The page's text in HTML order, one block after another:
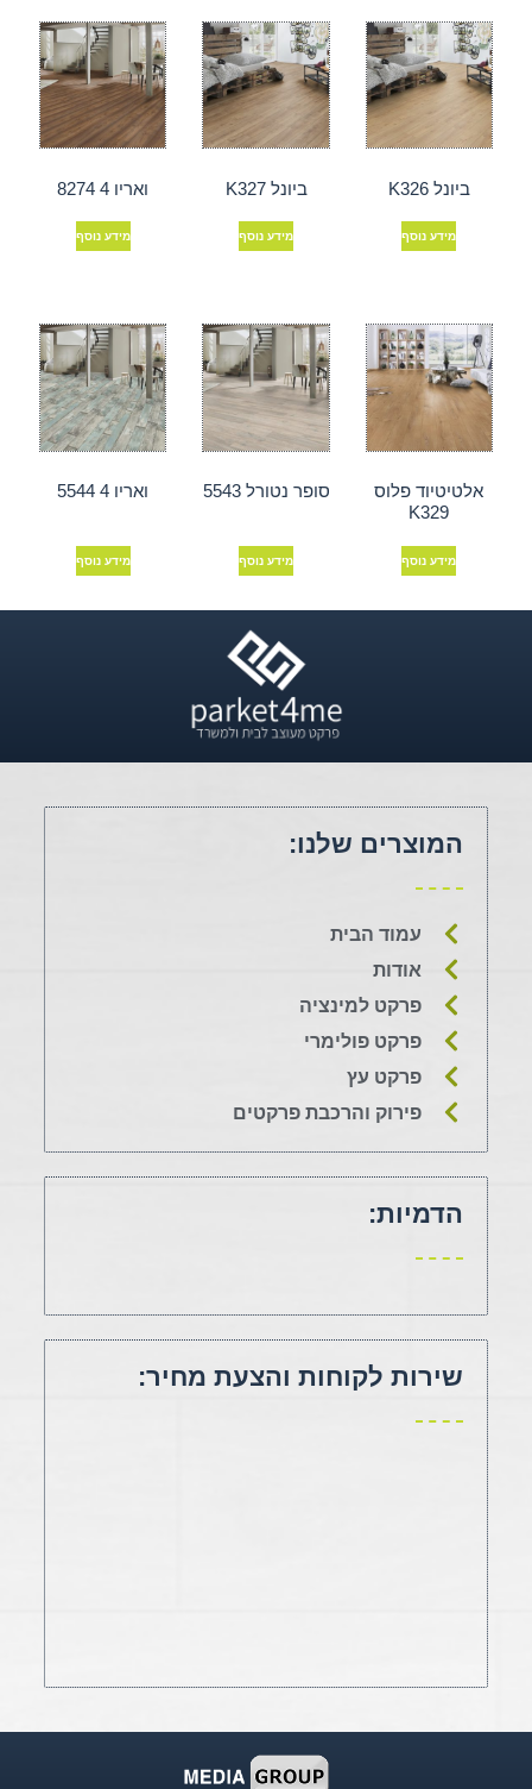
ביונל K326
מידע נוסף
ביונל K327
מידע נוסף
ואריו 4 8274
מידע נוסף
אלטיטיוד פלוס
K329
מידע נוסף
סופר נטורל 5543
מידע נוסף
ואריו 4 5544
מידע נוסף
המוצרים שלנו:
עמוד הבית
אודות
פרקט למינציה
פרקט פולימרי
פרקט עץ
פירוק והרכבת פרקטים
הדמיות:
שירות לקוחות והצעת מחיר: